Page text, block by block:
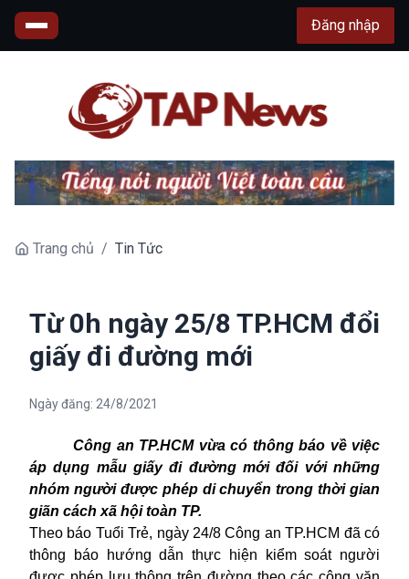
Đăng nhập
Trang chủ / Tin Tức
Từ 0h ngày 25/8 TP.HCM đổi
giấy đi đường mới
Ngày đăng: 24/8/2021
Công an TP.HCM vừa có thông báo về việc
áp dụng mẫu giấy đi đường mới đối với những
nhóm người được phép di chuyển trong thời gian
giãn cách xã hội toàn TP.
Theo báo Tuổi Trẻ, ngày 24/8 Công an TP.HCM đã có
thông báo hướng dẫn thực hiện kiểm soát người